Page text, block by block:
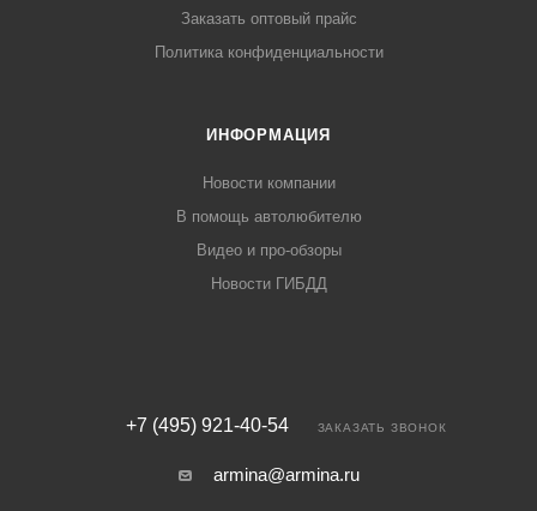
Заказать оптовый прайс
Политика конфиденциальности
ИНФОРМАЦИЯ
Новости компании
В помощь автолюбителю
Видео и про-обзоры
Новости ГИБДД
+7 (495) 921-40-54 ЗАКАЗАТЬ ЗВОНОК
armina@armina.ru